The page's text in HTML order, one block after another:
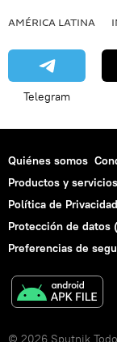
AMÉRICA LATINA
Telegram
Quiénes somos
Productos y servicios
Política de Privacidad
Protección de datos
Preferencias de